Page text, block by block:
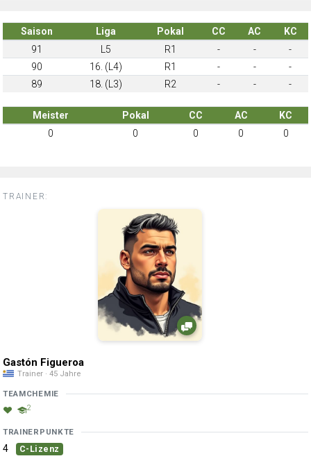
Saison Liga Pokal CC AC
KC
91
L5 R1 - -
-
90
16. (L4) R1 - -
-
89
18. (L3) R2 - - -
Meister Pokal CC AC
KC
0
0 0 0 0
TRAINER:
Gastón Figueroa
Trainer · 45 Jahre
TEAMCHEMIE
2
TRAINERPUNKTE
4 C-Lizenz